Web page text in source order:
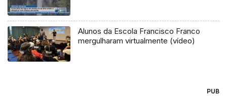
Alunos da Escola Francisco Franco
mergulharam virtualmente (vídeo)
PUB